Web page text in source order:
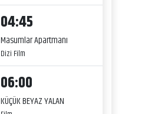
04:45
Masumlar Apartmanı
Dizi Film
06:00
KÜÇÜK BEYAZ YALAN